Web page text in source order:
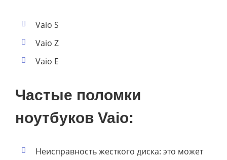
Vaio S
Vaio Z
Vaio E
Частые поломки
ноутбуков Vaio:
Неисправность жесткого диска: это может